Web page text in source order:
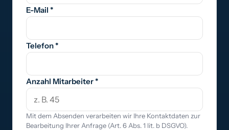
E-Mail *
Telefon *
Anzahl Mitarbeiter *
Mit dem Absenden verarbeiten wir Ihre Kontaktdaten zur
Bearbeitung Ihrer Anfrage (Art. 6 Abs. 1 lit. b DSGVO).